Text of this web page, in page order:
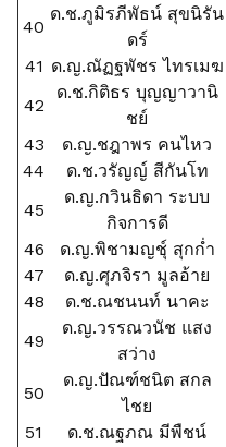
40
ด.ช.ภูมิรภีพัธน์ สุขนิรัน
ดร์
41 ด.ญ.ณัฏฐพัชร ไทรเมฆ
42
ด.ช.กิติธร บุญญาวานิ
ชย์
43
ด.ญ.ชฎาพร คนไหว
44
ด.ช.วรัญญ์ สีกันโท
45
ด.ญ.กวินธิดา ระบบ
กิจการดี
46
ด.ญ.พิชามญชุ์ สุกก่ำ
47
ด.ญ.ศุภจิรา มูลอ้าย
48
ด.ช.ณชนนท์ นาคะ
49
ด.ญ.วรรณวนัช แสง
สว่าง
50
ด.ญ.ปัณฑ์ชนิต สกล
ไชย
51
ด.ช.ณฐภณ มีพืชน์